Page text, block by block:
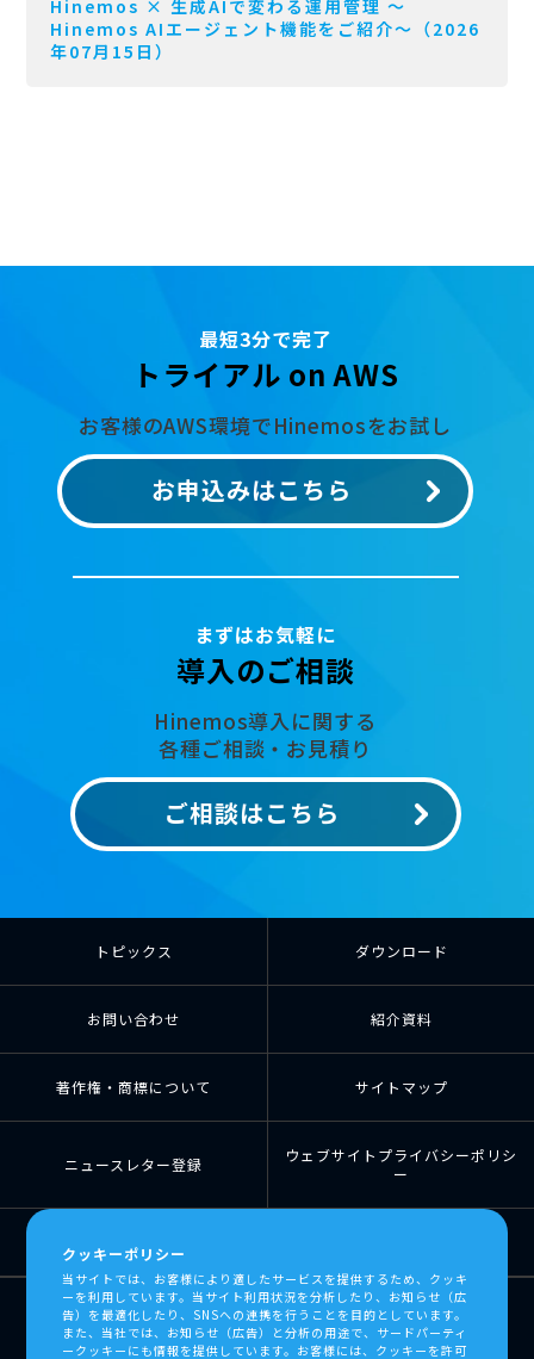
Hinemos × 生成AIで変わる運用管理 〜
Hinemos AIエージェント機能をご紹介〜（2026
年07月15日）
最短3分で完了
トライアル on AWS
お客様のAWS環境でHinemosをお試し
お申込みはこちら
まずはお気軽に
導入のご相談
Hinemos導入に関する
各種ご相談・お見積り
ご相談はこちら
トピックス ダウンロード
お問い合わせ 紹介資料
著作権・商標について サイトマップ
ニュースレター登録
ウェブサイトプライバシーポリシ
ー
クッキーポリシー
当サイトでは、お客様により適したサービスを提供するため、クッキ
ーを利用しています。当サイト利用状況を分析したり、お知らせ（広
告）を最適化したり、SNSへの連携を行うことを目的としています。
また、当社では、お知らせ（広告）と分析の用途で、サードパーティ
ークッキーにも情報を提供しています。お客様には、クッキーを許可